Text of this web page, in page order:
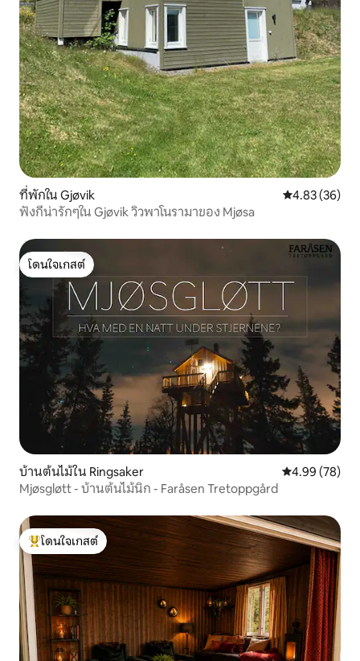
ที่พักใน Gjøvik คะแนนเฉลี่ย
4.83 (36)
ฟังกี้น่ารักๆใน Gjøvik วิวพาโนรามาของ Mjøsa
โดนใจเกสต์
โดนใจเกสต์
บ้านต้นไม้ใน Ringsaker คะแนนเฉลี่ย
4.99 (78)
Mjøsgløtt - บ้านต้นไม้นิก - Faråsen Tretoppgård
โดนใจเกสต์ที่สุด
โดนใจเกสต์